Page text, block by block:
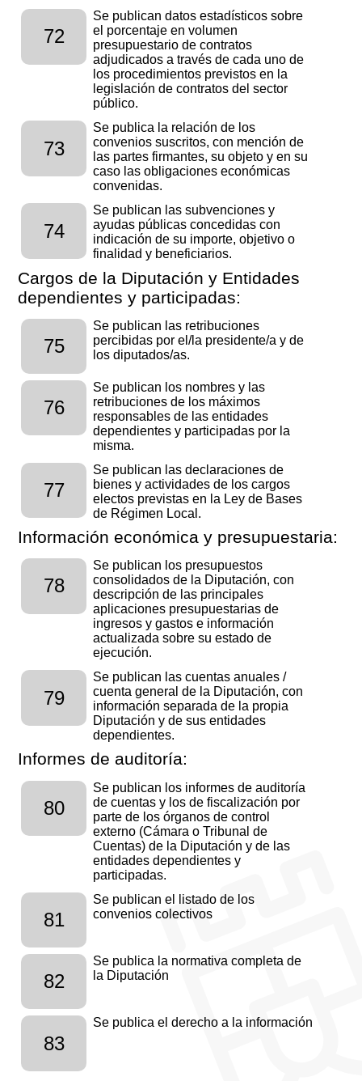
72
Se publican datos estadísticos sobre
el porcentaje en volumen
presupuestario de contratos
adjudicados a través de cada uno de
los procedimientos previstos en la
legislación de contratos del sector
público.
73
Se publica la relación de los
convenios suscritos, con mención de
las partes firmantes, su objeto y en su
caso las obligaciones económicas
convenidas.
74
Se publican las subvenciones y
ayudas públicas concedidas con
indicación de su importe, objetivo o
finalidad y beneficiarios.
Cargos de la Diputación y Entidades
dependientes y participadas:
75
Se publican las retribuciones
percibidas por el/la presidente/a y de
los diputados/as.
76
Se publican los nombres y las
retribuciones de los máximos
responsables de las entidades
dependientes y participadas por la
misma.
77
Se publican las declaraciones de
bienes y actividades de los cargos
electos previstas en la Ley de Bases
de Régimen Local.
Información económica y presupuestaria:
78
Se publican los presupuestos
consolidados de la Diputación, con
descripción de las principales
aplicaciones presupuestarias de
ingresos y gastos e información
actualizada sobre su estado de
ejecución.
79
Se publican las cuentas anuales /
cuenta general de la Diputación, con
información separada de la propia
Diputación y de sus entidades
dependientes.
Informes de auditoría:
80
Se publican los informes de auditoría
de cuentas y los de fiscalización por
parte de los órganos de control
externo (Cámara o Tribunal de
Cuentas) de la Diputación y de las
entidades dependientes y
participadas.
81
Se publican el listado de los
convenios colectivos
82
Se publica la normativa completa de
la Diputación
83
Se publica el derecho a la información